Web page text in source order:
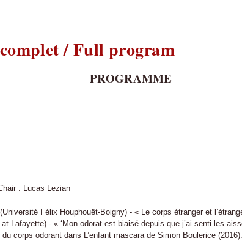
/ Full program
PROGRAMME
: Lucas Lezian
(Université Félix Houphouët-Boigny) - « Le corps étranger et
Lafayette) - « ‘Mon odorat est biaisé depuis que j’ai senti les
corps odorant dans L’enfant mascara de Simon Boulerice